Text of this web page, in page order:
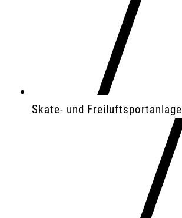
Skate- und Freiluftsportanlage